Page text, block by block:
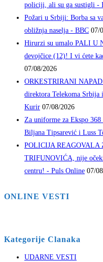
policiji, ali su ga sustigli -
Požari u Srbiji: Borba sa
obližnja naselja - BBC 07/
Hirurzi su umalo PALI U
devojčice (12)! I vi ćete
07/08/2026
ORKESTRIRANI
direktora Telekoma
Kurir 07/08/2026
Za uniforme za Ekspo
Biljana Tipsarević i Luss
POLICIJA REAGOVALA
TRIFUNOVIĆA, nije
centru! - Puls Online 07/
ONLINE VESTI
Kategorije Clanaka
UDARNE VESTI